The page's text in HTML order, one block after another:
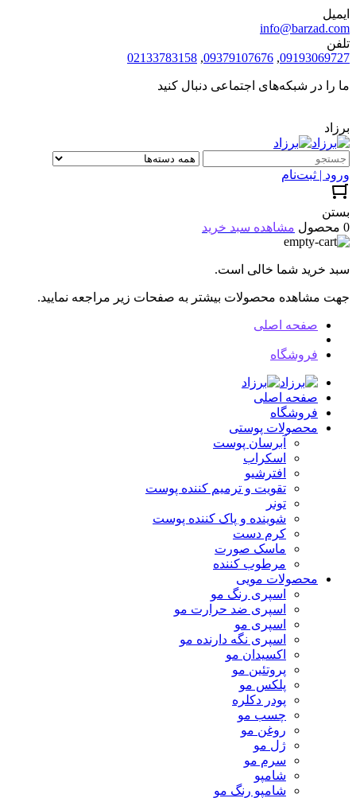
ایمیل
info@barzad.com
تلفن
09193069727
,
09379107676
,
02133783158
ما را در شبکه‌های اجتماعی دنبال کنید
برزاد
ورود | ثبت‌نام
بستن
0 محصول
مشاهده سبد خرید
سبد خرید شما خالی است.
جهت مشاهده محصولات بیشتر به صفحات زیر مراجعه نمایید.
صفحه اصلی
فروشگاه
صفحه اصلی
فروشگاه
محصولات پوستی
آبرسان پوست
اسکراب
افترشیو
تقویت و ترمیم کننده پوست
تونر
شوینده و پاک کننده پوست
کرم دست
ماسک صورت
مرطوب کننده
محصولات مویی
اسپری رنگ مو
اسپری ضد حرارت مو
اسپری مو
اسپری نگه دارنده مو
اکسیدان مو
پروتئین مو
پلکس مو
پودر دکلره
چسب مو
روغن مو
ژل مو
سرم مو
شامپو
شامپو رنگ مو